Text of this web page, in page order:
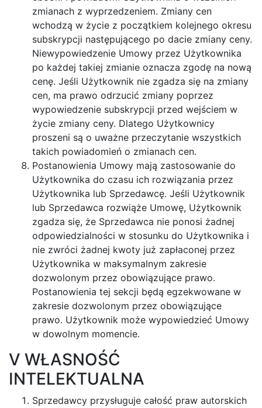
zmianach z wyprzedzeniem. Zmiany cen
wchodzą w życie z początkiem kolejnego okresu
subskrypcji następującego po dacie zmiany ceny.
Niewypowiedzenie Umowy przez Użytkownika
po każdej takiej zmianie oznacza zgodę na nową
cenę. Jeśli Użytkownik nie zgadza się na zmiany
cen, ma prawo odrzucić zmiany poprzez
wypowiedzenie subskrypcji przed wejściem w
życie zmiany ceny. Dlatego Użytkownicy
proszeni są o uważne przeczytanie wszystkich
takich powiadomień o zmianach cen.
Postanowienia Umowy mają zastosowanie do
Użytkownika do czasu ich rozwiązania przez
Użytkownika lub Sprzedawcę. Jeśli Użytkownik
lub Sprzedawca rozwiąże Umowę, Użytkownik
zgadza się, że Sprzedawca nie ponosi żadnej
odpowiedzialności w stosunku do Użytkownika i
nie zwróci żadnej kwoty już zapłaconej przez
Użytkownika w maksymalnym zakresie
dozwolonym przez obowiązujące prawo.
Postanowienia tej sekcji będą egzekwowane w
zakresie dozwolonym przez obowiązujące
prawo. Użytkownik może wypowiedzieć Umowy
w dowolnym momencie.
V WŁASNOŚĆ
INTELEKTUALNA
Sprzedawcy przysługuje całość praw autorskich